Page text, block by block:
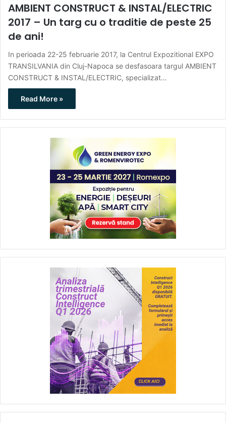
AMBIENT CONSTRUCT & INSTAL/ELECTRIC
2017 – Un targ cu o traditie de peste 25
de ani!
In perioada 22-25 februarie 2017, la Centrul Expozitional EXPO
TRANSILVANIA din Cluj-Napoca se desfasoara targul AMBIENT
CONSTRUCT & INSTAL/ELECTRIC, specializat…
Read More »